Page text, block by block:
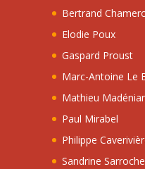
Bertrand
Elodie Poux
Gaspard Proust
Marc-Antoine Le
Mathieu
Paul Mirabel
Philippe
Sandrine Sarroche